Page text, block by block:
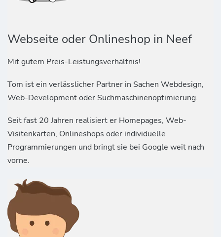
Webseite oder Onlineshop in Neef
Mit gutem Preis-Leistungsverhältnis!
Tom ist ein verlässlicher Partner in Sachen Webdesign,
Web-Development oder Suchmaschinenoptimierung.
Seit fast 20 Jahren realisiert er Homepages, Web-
Visitenkarten, Onlineshops oder individuelle
Programmierungen und bringt sie bei Google weit nach
vorne.